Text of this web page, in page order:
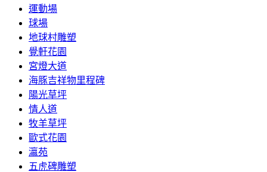
運動場
球場
地球村雕塑
覺軒花園
宮燈大道
海豚吉祥物里程碑
陽光草坪
情人道
牧羊草坪
歐式花園
瀛苑
五虎碑雕塑